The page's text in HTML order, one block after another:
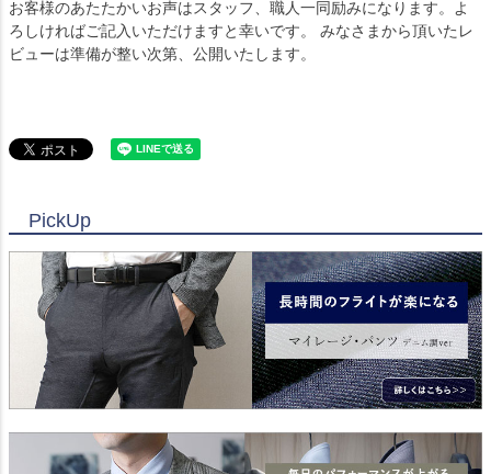
お客様のあたたかいお声はスタッフ、職人一同励みになります。よ
ろしければご記入いただけますと幸いです。 みなさまから頂いたレ
ビューは準備が整い次第、公開いたします。
PickUp